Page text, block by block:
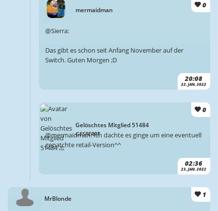
mermaidman
0
20:08
22. JAN. 2022
@Sierra:
Das gibt es schon seit Anfang November auf der
Switch. Guten Morgen ;D
Gelöschtes Mitglied 51484
GESPERRT
0
02:36
23. JAN. 2022
@mermaidman: Ich dachte es ginge um eine eventuell
gepatchte retail-Version^^
MrBlonde 1